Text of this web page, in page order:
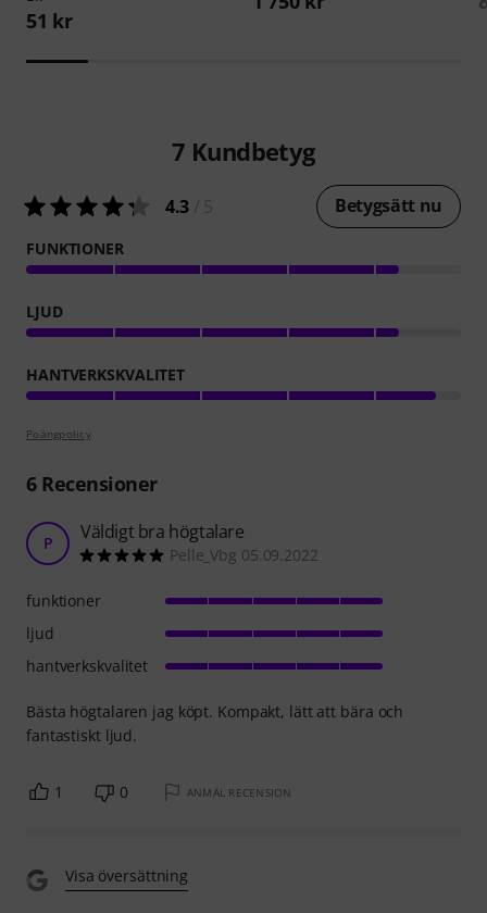
51 kr
7 Kundbetyg
4.3 Betygsätt nu
FUNKTIONER
LJUD
HANTVERKSKVALITET
Poängpolicy
6Recensioner
P Väldigt bra högtalare
Pelle_Vbg 05.09.2022
Bästa högtalaren jag köpt. Kompakt, lätt att bära och
fantastiskt ljud.
funktioner
ljud
hantverkskvalitet
1 0 ANMÄL RECENSION
Visa översättning